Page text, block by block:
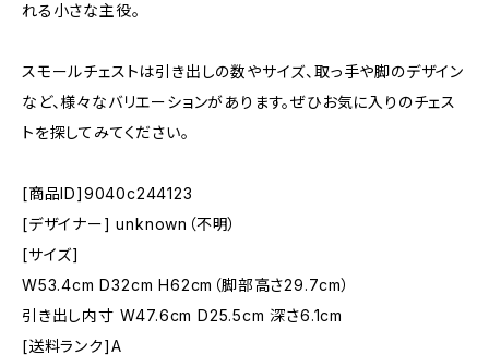
れる小さな主役。
スモールチェストは引き出しの数やサイズ、取っ手や脚のデザイン
など、様々なバリエーションがあります。ぜひお気に入りのチェス
トを探してみてください。
[商品ID]9040c244123
[デザイナー] unknown（不明）
[サイズ]
W53.4cm D32cm H62cm（脚部高さ29.7cm）
引き出し内寸 W47.6cm D25.5cm 深さ6.1cm
[送料ランク]A